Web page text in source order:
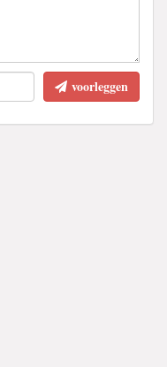
voorleggen